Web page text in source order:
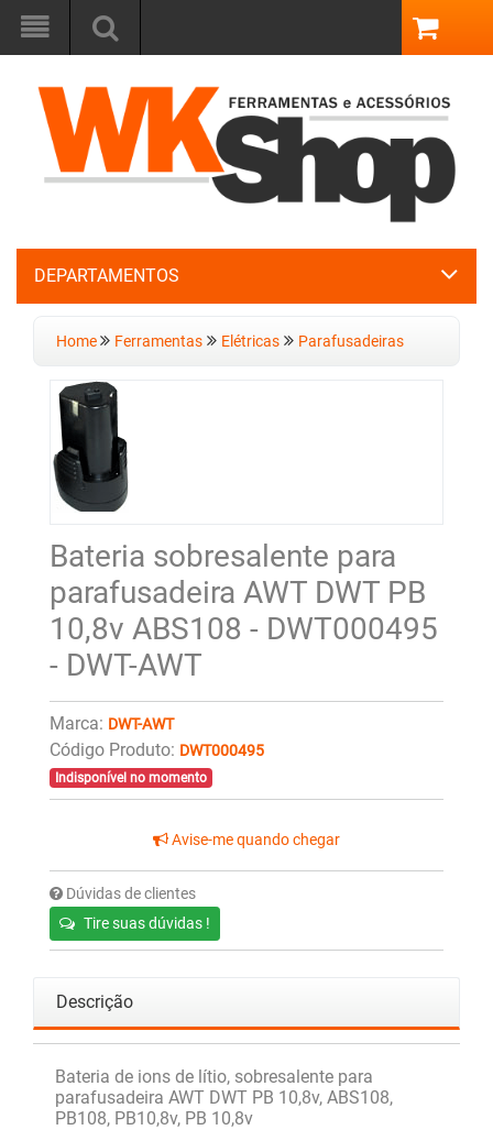
DEPARTAMENTOS
Home Ferramentas Elétricas Parafusadeiras
Bateria sobresalente para
parafusadeira AWT DWT PB
10,8v ABS108 - DWT000495
- DWT-AWT
Marca: DWT-AWT
Código Produto: DWT000495
Indisponível no momento
Avise-me quando chegar
Dúvidas de clientes
Tire suas dúvidas !
Descrição
Bateria de ions de lítio, sobresalente para
parafusadeira AWT DWT PB 10,8v, ABS108,
PB108, PB10,8v, PB 10,8v